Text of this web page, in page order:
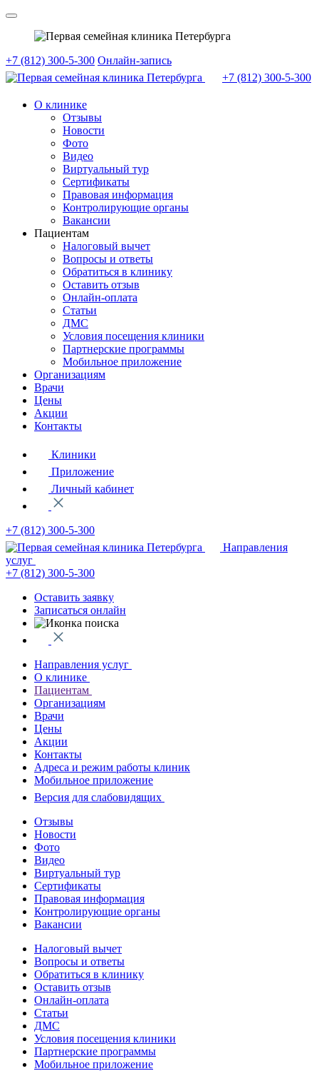
+7 (812) 300-5-300 Онлайн-запись
+7 (812) 300-5-300
О клинике
Отзывы
Новости
Фото
Видео
Виртуальный тур
Сертификаты
Правовая информация
Контролирующие органы
Вакансии
Пациентам
Налоговый вычет
Вопросы и ответы
Обратиться в клинику
Оставить отзыв
Онлайн-оплата
Статьи
ДМС
Условия посещения клиники
Партнерские программы
Мобильное приложение
Организациям
Врачи
Цены
Акции
Контакты
Клиники
Приложение
Личный кабинет
+7 (812) 300-5-300
Направления
услуг
+7 (812) 300-5-300
Оставить заявку
Записаться онлайн
Направления услуг
О клинике
Пациентам
Организациям
Врачи
Цены
Акции
Контакты
Адреса и режим работы клиник
Мобильное приложение
Версия для слабовидящих
Отзывы
Новости
Фото
Видео
Виртуальный тур
Сертификаты
Правовая информация
Контролирующие органы
Вакансии
Налоговый вычет
Вопросы и ответы
Обратиться в клинику
Оставить отзыв
Онлайн-оплата
Статьи
ДМС
Условия посещения клиники
Партнерские программы
Мобильное приложение